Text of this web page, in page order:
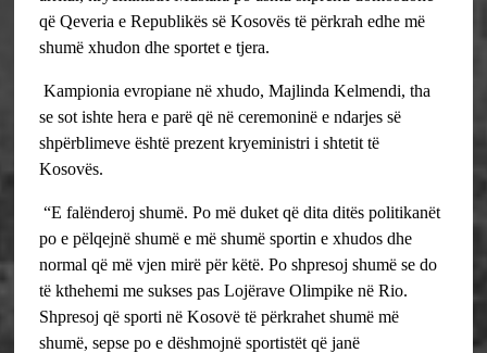
që Qeveria e Republikës së Kosovës të përkrah edhe më
shumë xhudon dhe sportet e tjera.
Kampionia evropiane në xhudo, Majlinda Kelmendi, tha
se sot ishte hera e parë që në ceremoninë e ndarjes së
shpërblimeve është prezent kryeministri i shtetit të
Kosovës.
“E falënderoj shumë. Po më duket që dita ditës politikanët
po e pëlqejnë shumë e më shumë sportin e xhudos dhe
normal që më vjen mirë për këtë. Po shpresoj shumë se do
të kthehemi me sukses pas Lojërave Olimpike në Rio.
Shpresoj që sporti në Kosovë të përkrahet shumë më
shumë, sepse po e dëshmojnë sportistët që janë